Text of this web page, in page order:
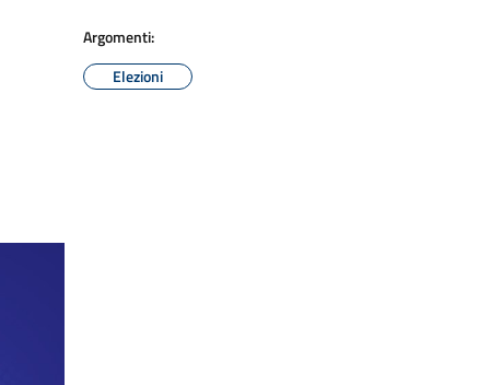
Argomenti:
Elezioni